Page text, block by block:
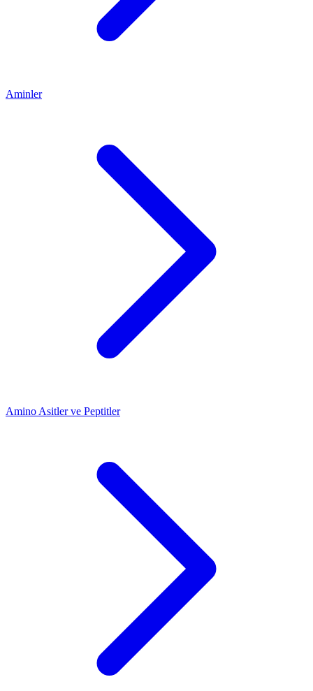
Aminler
Amino Asitler ve Peptitler